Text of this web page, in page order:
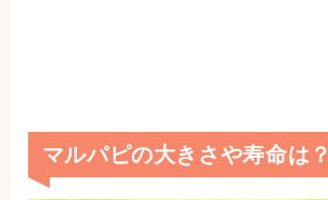
マルパピの大きさや寿命は？